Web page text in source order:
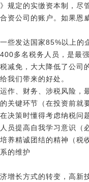
规定的实缴资本制，
资公司的账户。如果恩
些发达国家85%以上的
多名税务人员，是最
减免，大大降低了公司
我们带来的好处。
作、财务、涉税风险，
关键环节（在投资前就
决策时懂得考虑纳税问
员提高自我学习意识（
养精诚团结的精神（税
的维护
增长方式的转变，高新